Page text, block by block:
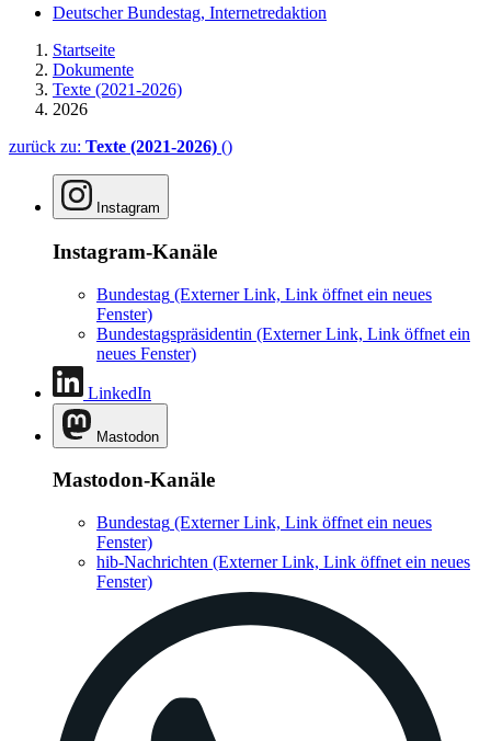
Deutscher Bundestag, Internetredaktion
Startseite
Dokumente
Texte (2021-2026)
2026
zurück zu: Texte (2021-2026) ()
Instagram
Instagram-Kanäle
Bundestag (Externer Link, Link öffnet ein neues
Fenster)
Bundestagspräsidentin (Externer Link, Link öffnet ein
neues Fenster)
LinkedIn
Mastodon
Mastodon-Kanäle
Bundestag (Externer Link, Link öffnet ein neues
Fenster)
hib-Nachrichten (Externer Link, Link öffnet ein neues
Fenster)